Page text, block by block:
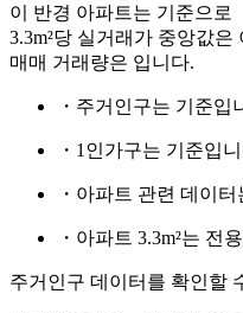
이 반경 아파트는 기준으로
3.3m²당 실거래가 중앙값은
매매 거래량은 입니다.
・주거인구는 기준입
・1인가구는 기준입
・아파트 관련 데이
・아파트 3.3m²는 전
주거인구 데이터를 확인할